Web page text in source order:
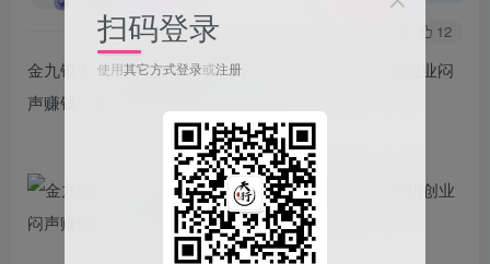
12
金九银十，如何通过抖音两个月赚一年的收入，兼职创业闷
声赚钱，捡钱时机速度搞起【揭秘】
扫码登录
使用其它方式登录或注册